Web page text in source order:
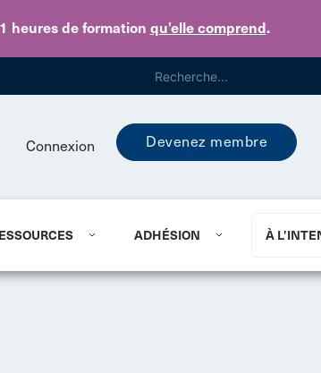
heures de formation qu’elle comprend.
Connexion Devenez membre
ADHÉSION À